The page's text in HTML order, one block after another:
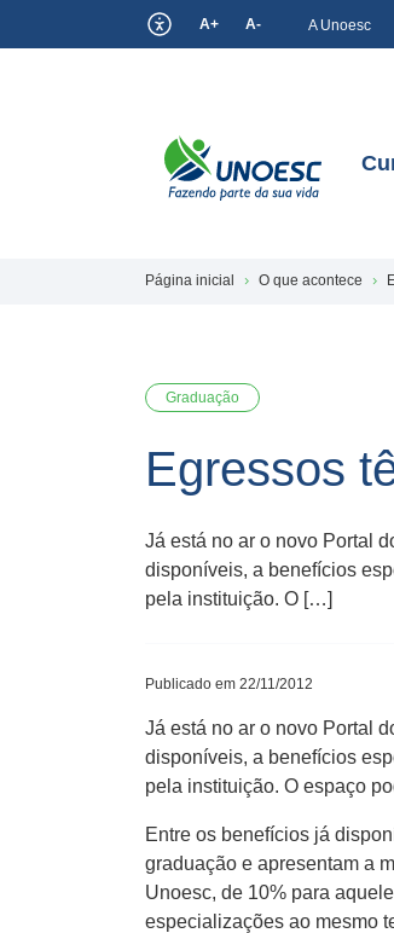
A+ A- A Unoesc
Página inicial O que acontece
Graduação
Egressos
Já está no ar o novo Portal
disponíveis, a benefícios
pela instituição. O […]
Publicado em 22/11/2012
Já está no ar o novo Portal
disponíveis, a benefícios
pela instituição. O espaço
Entre os benefícios já
graduação e apresentam a
Unoesc, de 10% para
especializações ao mesmo